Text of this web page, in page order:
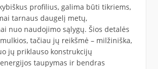
profilius, galima būti tikriems,
tarnaus daugelį metų,
nuo naudojimo sąlygų. Šios detalės
tačiau jų reikšmė – milžiniška,
jų priklauso konstrukcijų
taupymas ir bendras